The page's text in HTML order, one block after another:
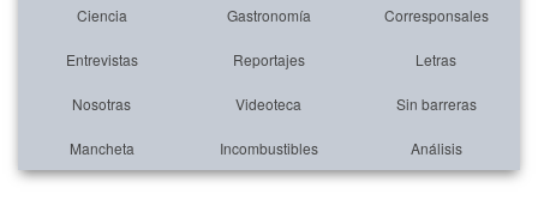
Ciencia Gastronomía Corresponsales
Entrevistas Reportajes Letras
Nosotras Videoteca Sin barreras
Mancheta Incombustibles Análisis